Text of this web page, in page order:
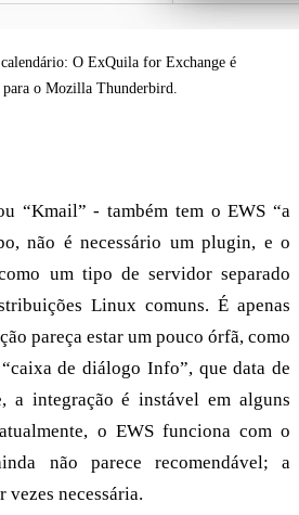
O ExQuila for Exchange é
o Mozilla Thunderbird.
“Kmail” - também tem o EWS “a
não é necessário um plugin, e o
um tipo de servidor separado
Linux comuns. É apenas
pareça estar um pouco órfã, como
de diálogo Info”, que data de
a integração é instável em alguns
o EWS funciona com o
não parece recomendável; a
vezes necessária.